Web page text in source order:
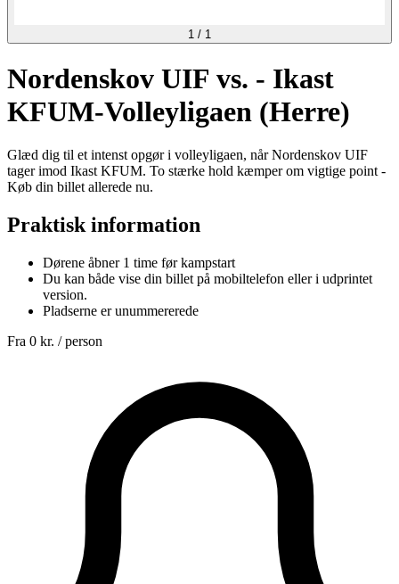
1 / 1
Nordenskov UIF vs. - Ikast
KFUM-Volleyligaen (Herre)
Glæd dig til et intenst opgør i volleyligaen, når Nordenskov UIF
tager imod Ikast KFUM. To stærke hold kæmper om vigtige point -
Køb din billet allerede nu.
Praktisk information
Dørene åbner 1 time før kampstart
Du kan både vise din billet på mobiltelefon eller i udprintet
version.
Pladserne er unummererede
Fra 0 kr. / person